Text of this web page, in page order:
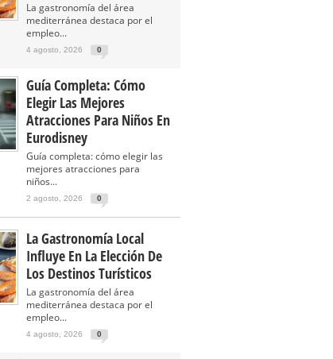
La gastronomía del área
mediterránea destaca por el
empleo...
4 agosto, 2026 0
Guía Completa: Cómo
Elegir Las Mejores
Atracciones Para Niños En
Eurodisney
Guía completa: cómo elegir las
mejores atracciones para
niños...
2 agosto, 2026 0
La Gastronomía Local
Influye En La Elección De
Los Destinos Turísticos
La gastronomía del área
mediterránea destaca por el
empleo...
4 agosto, 2026 0